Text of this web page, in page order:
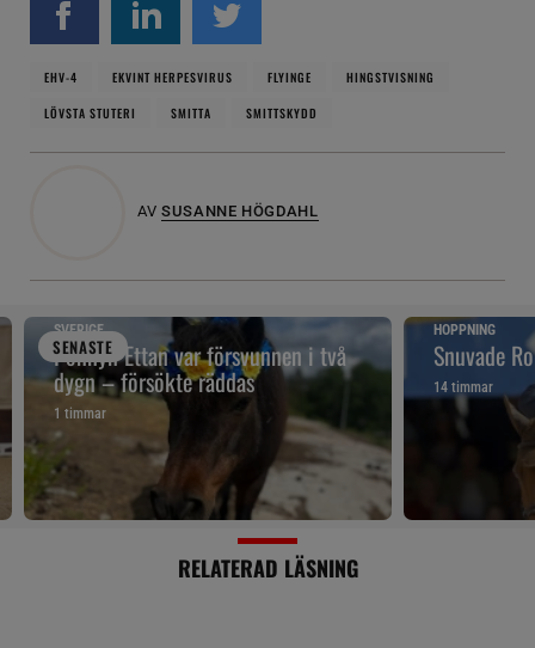
EHV-4 EKVINT HERPESVIRUS FLYINGE
HINGSTVISNING
LÖVSTA STUTERI
SMITTA SMITTSKYDD
AV SUSANNE HÖGDAHL
SENASTE
SVERIGE
Ponnyn Ettan var försvunnen i två
dygn – försökte räddas
1 timmar
HOPPNING
Snuvade
14 timmar
RELATERAD LÄSNING